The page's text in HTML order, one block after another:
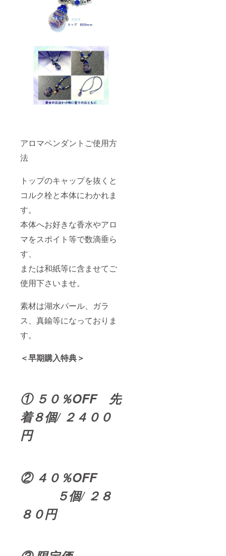
アロマペンダントご使用方
法
トップのキャップを抜くと
コルク栓と本体にわかれま
す。
本体へお好きな香水やアロ
マをスポイト等で数滴垂ら
す、
または和紙等に含ませてご
使用下さいませ。
素材は湖水パール、ガラ
ス、真鍮等になっておりま
す。
＜早期購入特典＞
① ５０％OFF 先
着８個/ ２４００
円
② ４０％OFF
５個/ ２８
８０円